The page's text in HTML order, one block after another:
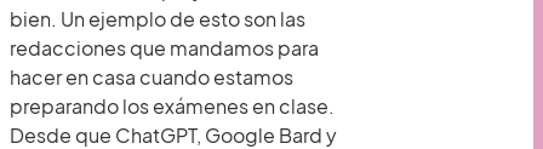
bien. Un ejemplo de esto son las
redacciones que mandamos para
hacer en casa cuando estamos
preparando los exámenes en clase.
Desde que ChatGPT, Google Bard y